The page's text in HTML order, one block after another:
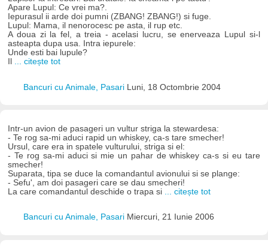
Apare Lupul: Ce vrei ma?.
Iepurasul ii arde doi pumni (ZBANG! ZBANG!) si fuge.
Lupul: Mama, il nenorocesc pe asta, il rup etc.
A doua zi la fel, a treia - acelasi lucru, se enerveaza Lupul si-l
asteapta dupa usa. Intra iepurele:
Unde esti bai lupule?
... citește tot
Bancuri cu Animale, Pasari Luni, 18 Octombrie 2004
Intr-un avion de pasageri un vultur striga la stewardesa:
- Te rog sa-mi aduci rapid un whiskey, ca-s tare smecher!
Ursul, care era in spatele vulturului, striga si el:
- Te rog sa-mi aduci si mie un pahar de whiskey ca-s si eu tare
smecher!
Suparata, tipa se duce la comandantul avionului si se plange:
- Sefu', am doi pasageri care se dau smecheri!
La care comandantul deschide o trapa si ... citește tot
Bancuri cu Animale, Pasari Miercuri, 21 Iunie 2006